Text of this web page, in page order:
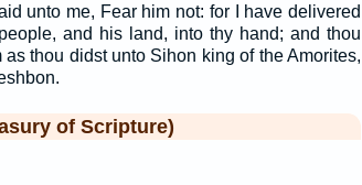
unto me, Fear him not: for I have delivered
and his land, into thy hand; and thou
as thou didst unto Sihon king of the Amorites,
of Scripture)